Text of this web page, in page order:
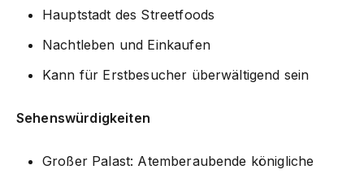
Hauptstadt des Streetfoods
Nachtleben und Einkaufen
Kann für Erstbesucher überwältigend sein
Sehenswürdigkeiten
Großer Palast: Atemberaubende königliche